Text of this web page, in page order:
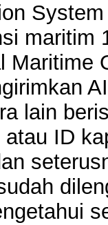
maritim
Maritime
lain
ID